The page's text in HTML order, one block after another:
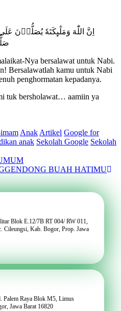
اِنَّ اللّٰهَ وَمَلٰٓٮِٕكَتَهٗ يُصَلُّوۡنَ
Nya bersalawat untuk Nabi.
Bersalawatlah kamu untuk Nabi
penghormatan kepadanya.
tuk bersholawat… aamiin ya
Anak Artikel Google for
anak Sekolah Google Sekolah
BUAH HATIMU
Blok E.12/7B RT 004/ RW 011,
Cileungsi, Kab. Bogor, Prop. Jawa
Palem Raya Blok M5, Limus
Jawa Barat 16820